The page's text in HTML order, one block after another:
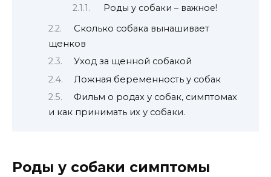
Роды у собаки – важное!
Сколько собака вынашивает
щенков
Уход за щенной собакой
Ложная беременность у собак
Фильм о родах у собак, симптомах
и как принимать их у собаки.
Роды у собаки симптомы